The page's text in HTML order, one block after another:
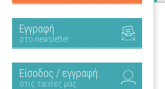
Εγγραφή
στο newsletter
Είσοδος / εγγραφή
στις ταινίες μας